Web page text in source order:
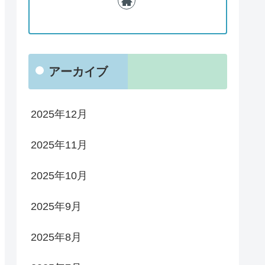
アーカイブ
2025年12月
2025年11月
2025年10月
2025年9月
2025年8月